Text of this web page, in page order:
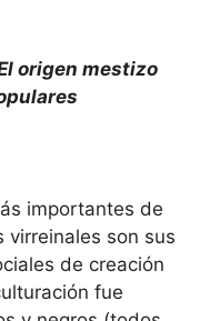
origen mestizo
importantes de
virreinales son sus
de creación
fue